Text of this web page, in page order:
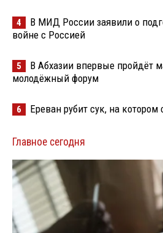
4
В МИД России заявили о
войне с Россией
5
В Абхазии впервые пройдёт
молодёжный форум
6 Ереван рубит сук, на котором
Главное сегодня